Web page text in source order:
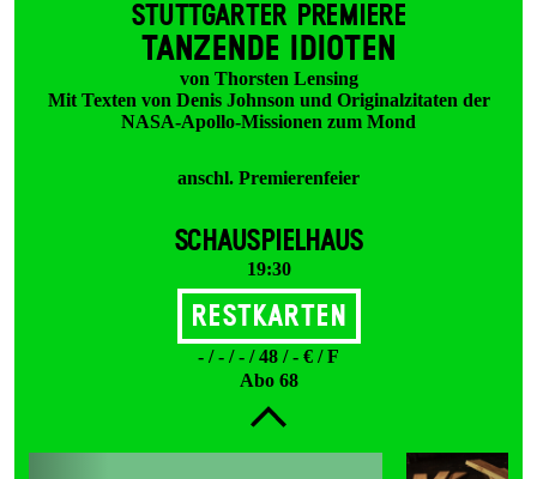
STUTTGARTER PREMIERE
TANZENDE IDIOTEN
von Thorsten Lensing
Mit Texten von Denis Johnson und Originalzitaten der
NASA-Apollo-Missionen zum Mond
anschl. Premierenfeier
SCHAUSPIELHAUS
19:30
Restkarten
- / - / - / 48 / - € / F
Abo 68